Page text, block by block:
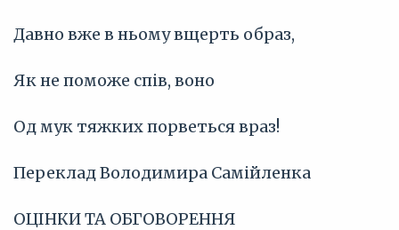
Давно вже в ньому вщерть образ,
Як не поможе спів, воно
Од мук тяжких порветься враз!
Переклад Володимира Самійленка
ОЦІНКИ ТА ОБГОВОРЕННЯ